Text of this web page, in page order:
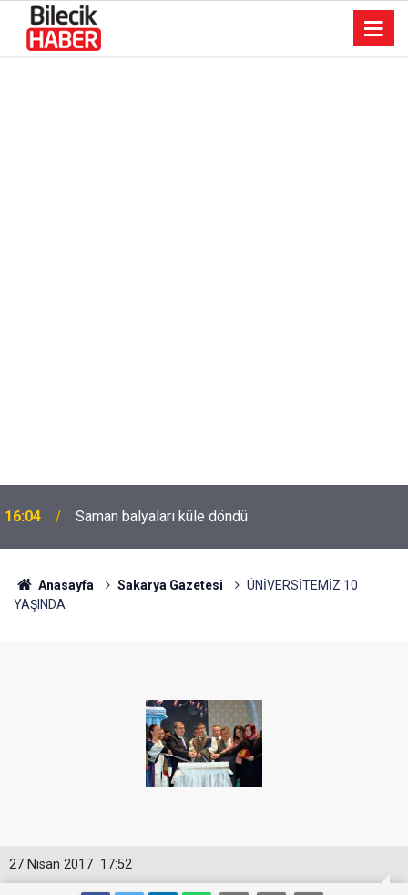
16:04 Saman balyaları küle döndü
Anasayfa Sakarya Gazetesi
ÜNİVERSİTEMİZ 10
YAŞINDA
17:52
27 Nisan 2017